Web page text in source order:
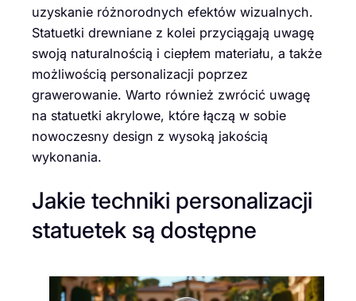
uzyskanie różnorodnych efektów wizualnych.
Statuetki drewniane z kolei przyciągają uwagę
swoją naturalnością i ciepłem materiału, a także
możliwością personalizacji poprzez
grawerowanie. Warto również zwrócić uwagę
na statuetki akrylowe, które łączą w sobie
nowoczesny design z wysoką jakością
wykonania.
Jakie techniki personalizacji
statuetek są dostępne